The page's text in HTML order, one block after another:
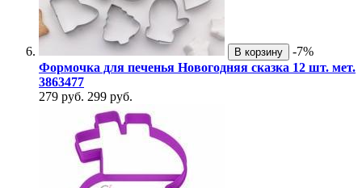
В корзину
-7%
Формочка для печенья Новогодняя сказка 12 шт. мет.
3863477
279 руб. 299 руб.